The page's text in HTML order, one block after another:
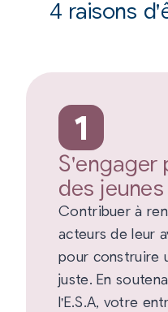
4 raisons
1
S'engager
des jeunes
Contribuer à
acteurs de leur
pour construire
juste. En
l'E.S.A, votre